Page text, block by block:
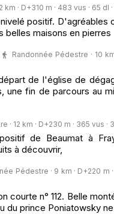
· D+310 m · 483 vus · 65 dl ·
positif. D'agréables
belles maisons en pierres
Randonnée Pédestre · 10
de l'église de
fin de parcours au
· 12 km · D+230 m · 365 vus ·
de Beaumat à
à découvrir,
Pédestre · 9 km · D+220 m
courte n° 112. Belle
du prince Poniatowsky